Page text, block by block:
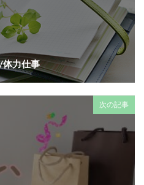
体力仕事
次の記事